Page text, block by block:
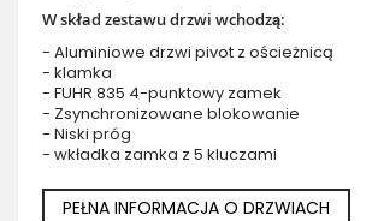
W skład zestawu drzwi wchodzą:
- Aluminiowe drzwi pivot z ościeżnicą
- klamka
- FUHR 835 4-punktowy zamek
- Zsynchronizowane blokowanie
- Niski próg
- wkładka zamka z 5 kluczami
PEŁNA INFORMACJA O DRZWIACH